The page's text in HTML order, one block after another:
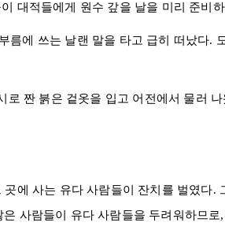
대적들에게 원수 갚을 날을 미리 준비
름에 쓰는 날랜 말을 타고 급히 떠났다.
로 짠 붉은 겉옷을 입고 어전에서 물러 나
곳에 사는 유다사람들이 잔치를 벌였다.
사람들이 유다사람들을 두려워하므로,